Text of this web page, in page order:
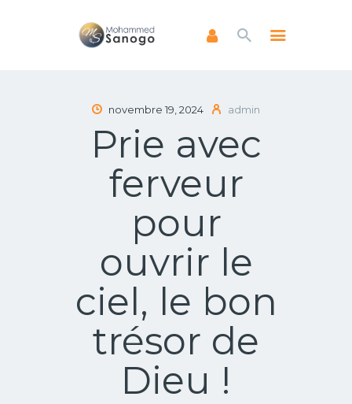
novembre 19, 2024 admin
Prie avec
ferveur
pour
ouvrir le
ciel, le bon
trésor de
Dieu !
ACCUEIL
A PROPOS
LIVRES
NEWSLETTERS
ENSEIGNEMENTS
FAIRE UN DON